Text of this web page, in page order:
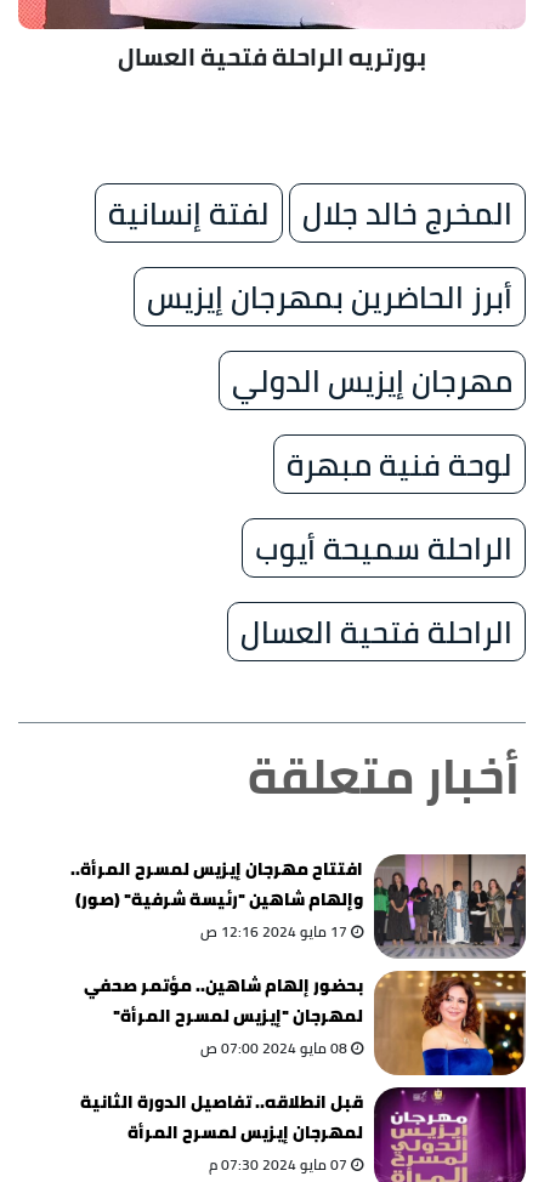
بورتريه الراحلة فتحية العسال
المخرج خالد جلال
لفتة إنسانية
أبرز الحاضرين بمهرجان إيزيس
مهرجان إيزيس الدولي
لوحة فنية مبهرة
الراحلة سميحة أيوب
الراحلة فتحية العسال
أخبار متعلقة
افتتاح مهرجان إيزيس لمسرح المرأة..
وإلهام شاهين "رئيسة شرفية" (صور)
17 مايو 2024 12:16 ص
بحضور إلهام شاهين.. مؤتمر صحفي
لمهرجان "إيزيس لمسرح المرأة"
08 مايو 2024 07:00 ص
قبل انطلاقه.. تفاصيل الدورة الثانية
لمهرجان إيزيس لمسرح المرأة
07 مايو 2024 07:30 م